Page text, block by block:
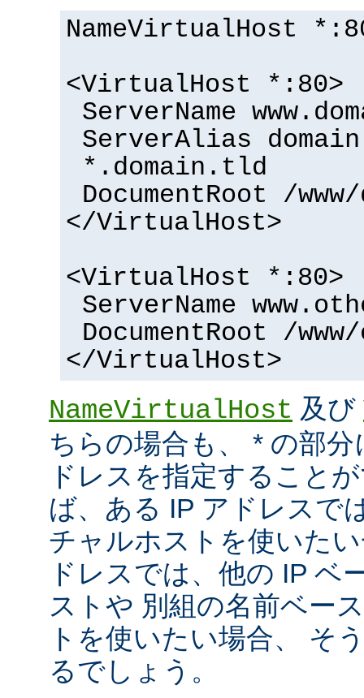
NameVirtualHost
<VirtualHost *:80>
ServerName
ServerAlias
*.domain.tld
DocumentRoot /
</VirtualHost>
<VirtualHost *:80>
ServerName
DocumentRoot /
</VirtualHost>
NameVirtualHost 及び
ちらの場合も、 * の部
ドレスを指定すること
ば、ある IP アドレスで
チャルホストを使いた
ドレスでは、他の IP ベ
ストや 別組の名前ベー
トを使いたい場合、 そ
るでしょう。